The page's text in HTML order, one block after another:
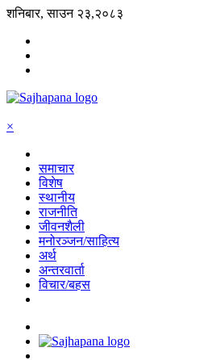
शनिबार, साउन २३,२०८३
×
समाचार
विशेष
स्थानीय
राजनीति
जीवनशैली
मनोरञ्जन/साहित्य
अर्थ
अन्तरवार्ता
विचार/बहस